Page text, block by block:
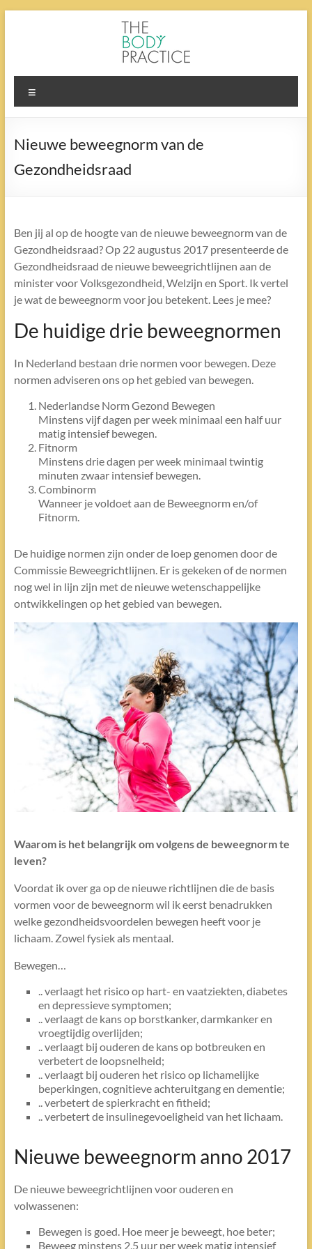
The
Body
Practice
Nieuwe beweegnorm van de
Gezondheidsraad
Ben jij al op de hoogte van de nieuwe beweegnorm van de
Gezondheidsraad? Op 22 augustus 2017 presenteerde de
Gezondheidsraad de nieuwe beweegrichtlijnen aan de
minister voor Volksgezondheid, Welzijn en Sport. Ik vertel
je wat de beweegnorm voor jou betekent. Lees je mee?
De huidige drie beweegnormen
In Nederland bestaan drie normen voor bewegen. Deze
normen adviseren ons op het gebied van bewegen.
Nederlandse Norm Gezond Bewegen
Minstens vijf dagen per week minimaal een half uur
matig intensief bewegen.
Fitnorm
Minstens drie dagen per week minimaal twintig
minuten zwaar intensief bewegen.
Combinorm
Wanneer je voldoet aan de Beweegnorm en/of
Fitnorm.
De huidige normen zijn onder de loep genomen door de
Commissie Beweegrichtlijnen. Er is gekeken of de normen
nog wel in lijn zijn met de nieuwe wetenschappelijke
ontwikkelingen op het gebied van bewegen.
Waarom is het belangrijk om volgens de beweegnorm te
leven?
Voordat ik over ga op de nieuwe richtlijnen die de basis
vormen voor de beweegnorm wil ik eerst benadrukken
welke gezondheidsvoordelen bewegen heeft voor je
lichaam. Zowel fysiek als mentaal.
Bewegen…
.. verlaagt het risico op hart- en vaatziekten, diabetes
en depressieve symptomen;
.. verlaagt de kans op borstkanker, darmkanker en
vroegtijdig overlijden;
.. verlaagt bij ouderen de kans op botbreuken en
verbetert de loopsnelheid;
.. verlaagt bij ouderen het risico op lichamelijke
beperkingen, cognitieve achteruitgang en dementie;
.. verbetert de spierkracht en fitheid;
.. verbetert de insulinegevoeligheid van het lichaam.
Nieuwe beweegnorm anno 2017
De nieuwe beweegrichtlijnen voor ouderen en
volwassenen:
Bewegen is goed. Hoe meer je beweegt, hoe beter;
Beweeg minstens 2,5 uur per week matig intensief